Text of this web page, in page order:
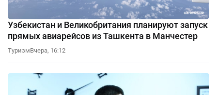
Узбекистан и Великобритания планируют запуск
прямых авиарейсов из Ташкента в Манчестер
ТуризмВчера, 16:12